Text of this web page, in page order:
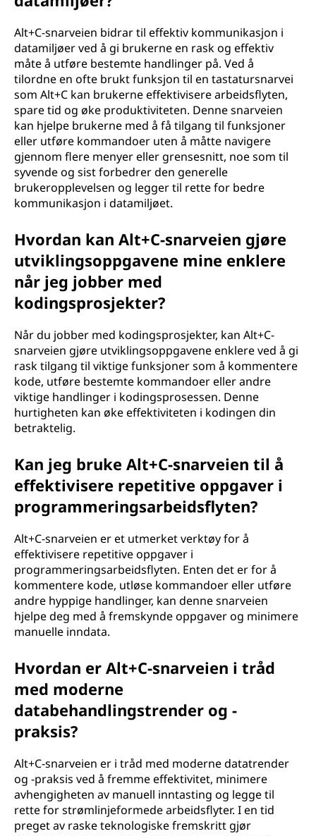
Alt+C-snarveien bidrar til effektiv kommunikasjon i
datamiljøer ved å gi brukerne en rask og effektiv
måte å utføre bestemte handlinger på. Ved å
tilordne en ofte brukt funksjon til en tastatursnarvei
som Alt+C kan brukerne effektivisere arbeidsflyten,
spare tid og øke produktiviteten. Denne snarveien
kan hjelpe brukerne med å få tilgang til funksjoner
eller utføre kommandoer uten å måtte navigere
gjennom flere menyer eller grensesnitt, noe som til
syvende og sist forbedrer den generelle
brukeropplevelsen og legger til rette for bedre
kommunikasjon i datamiljøet.
Hvordan kan Alt+C-snarveien gjøre
utviklingsoppgavene mine enklere
når jeg jobber med
kodingsprosjekter?
Når du jobber med kodingsprosjekter, kan Alt+C-
snarveien gjøre utviklingsoppgavene enklere ved å gi
rask tilgang til viktige funksjoner som å kommentere
kode, utføre bestemte kommandoer eller andre
viktige handlinger i kodingsprosessen. Denne
hurtigheten kan øke effektiviteten i kodingen din
betraktelig.
Kan jeg bruke Alt+C-snarveien til å
effektivisere repetitive oppgaver i
programmeringsarbeidsflyten?
Alt+C-snarveien er et utmerket verktøy for å
effektivisere repetitive oppgaver i
programmeringsarbeidsflyten. Enten det er for å
kommentere kode, utløse kommandoer eller utføre
andre hyppige handlinger, kan denne snarveien
hjelpe deg med å fremskynde oppgaver og minimere
manuelle inndata.
Hvordan er Alt+C-snarveien i tråd
med moderne
databehandlingstrender og -
praksis?
Alt+C-snarveien er i tråd med moderne datatrender
og -praksis ved å fremme effektivitet, minimere
avhengigheten av manuell inntasting og legge til
rette for strømlinjeformede arbeidsflyter. I en tid
preget av raske teknologiske fremskritt gjør